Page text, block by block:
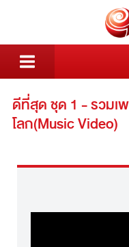
ดีที่สุด ชุด 1 - รวมเ
โลก(Music Video)